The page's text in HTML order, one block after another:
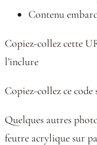
Contenu
Copiez-collez cette
l’inclure
Copiez-collez ce
Quelques autres
feutre acrylique sur